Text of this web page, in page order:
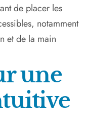
de placer les
notamment
et de la main
une